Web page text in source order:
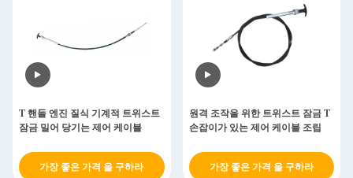
T 핸들 엔진 질식 기계적 트위스트
잠금 밀어 당기는 제어 케이블
가장 좋은 가격 을 구하라
원격 조작을 위한 트위스트 잠금 T
손잡이가 있는 제어 케이블 조립
가장 좋은 가격 을 구하라